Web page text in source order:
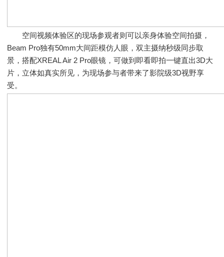
空间视频体验区的现场参观者则可以亲身体验空间拍摄，
Beam Pro独有50mm大间距模仿人眼，双主摄纳秒级同步取
景，搭配XREAL Air 2 Pro眼镜，可做到即看即拍一键直出3D大
片，立体如真实所见，为现场参与者带来了影院级3D视野享
受。